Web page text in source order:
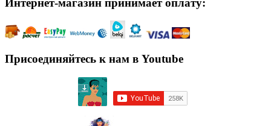
Присоединяйтесь к нам в Youtube